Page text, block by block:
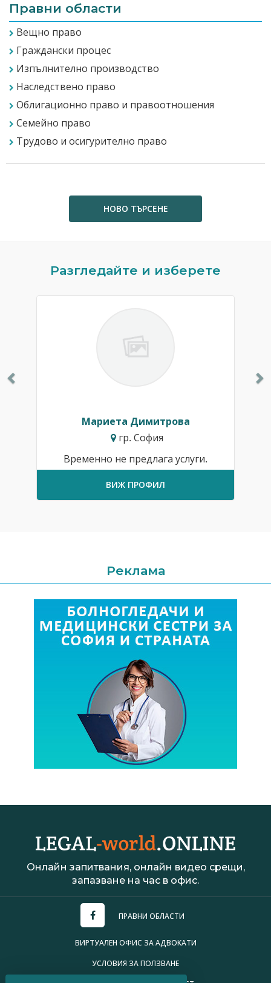
Правни области
Вещно право
Граждански процес
Изпълнително производство
Наследствено право
Облигационно право и правоотношения
Семейно право
Трудово и осигурително право
НОВО ТЪРСЕНЕ
Разгледайте и изберете
Мариета Димитрова
гр. София
Временно не предлага услуги.
ВИЖ ПРОФИЛ
Реклама
Онлайн запитвания, онлайн видео срещи,
запазване на час в офис.
ПРАВНИ ОБЛАСТИ
ВИРТУАЛЕН ОФИС ЗА АДВОКАТИ
УСЛОВИЯ ЗА ПОЛЗВАНЕ